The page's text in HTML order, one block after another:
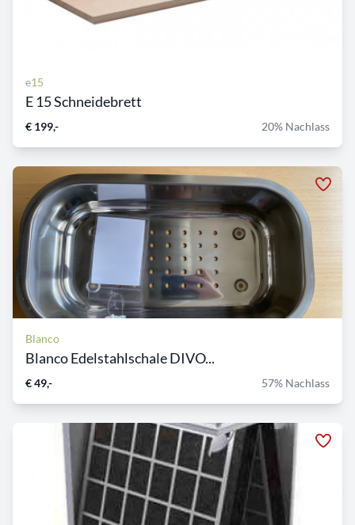
e15
E 15 Schneidebrett
€ 199,- 20% Nachlass
Blanco
Blanco Edelstahlschale DIVO...
€ 49,- 57% Nachlass